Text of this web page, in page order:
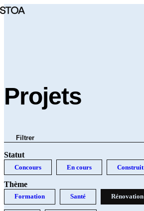
Aller
Projets
Filtrer
Statut
Concours En cours Construit
Thème
Formation Santé Rénovation